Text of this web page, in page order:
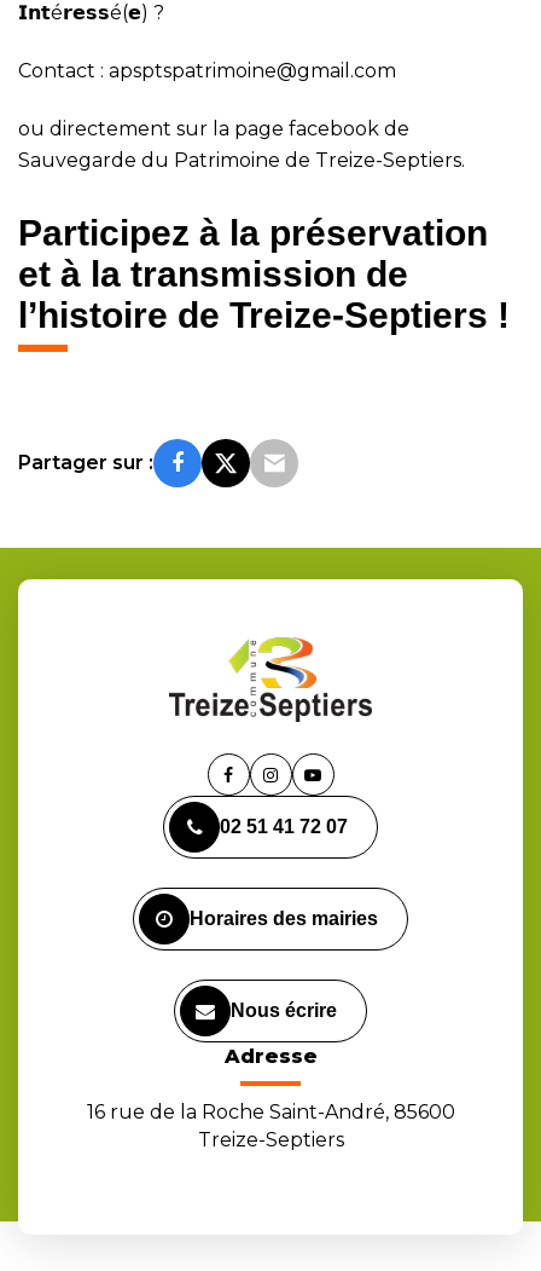
𝗜𝗻𝘁é𝗿𝗲𝘀𝘀é(𝗲) ?
Contact : apsptspatrimoine@gmail.com
ou directement sur la page facebook de
Sauvegarde du Patrimoine de Treize-Septiers.
Participez à la préservation
et à la transmission de
l’histoire de Treize-Septiers !
Partager sur :
Lien
le
compte
Lien
le
compte
Lien
la
chaîne
02 51 41 72 07
Horaires des mairies
Nous écrire
Adresse
16 rue de la Roche Saint-André, 85600
Treize-Septiers